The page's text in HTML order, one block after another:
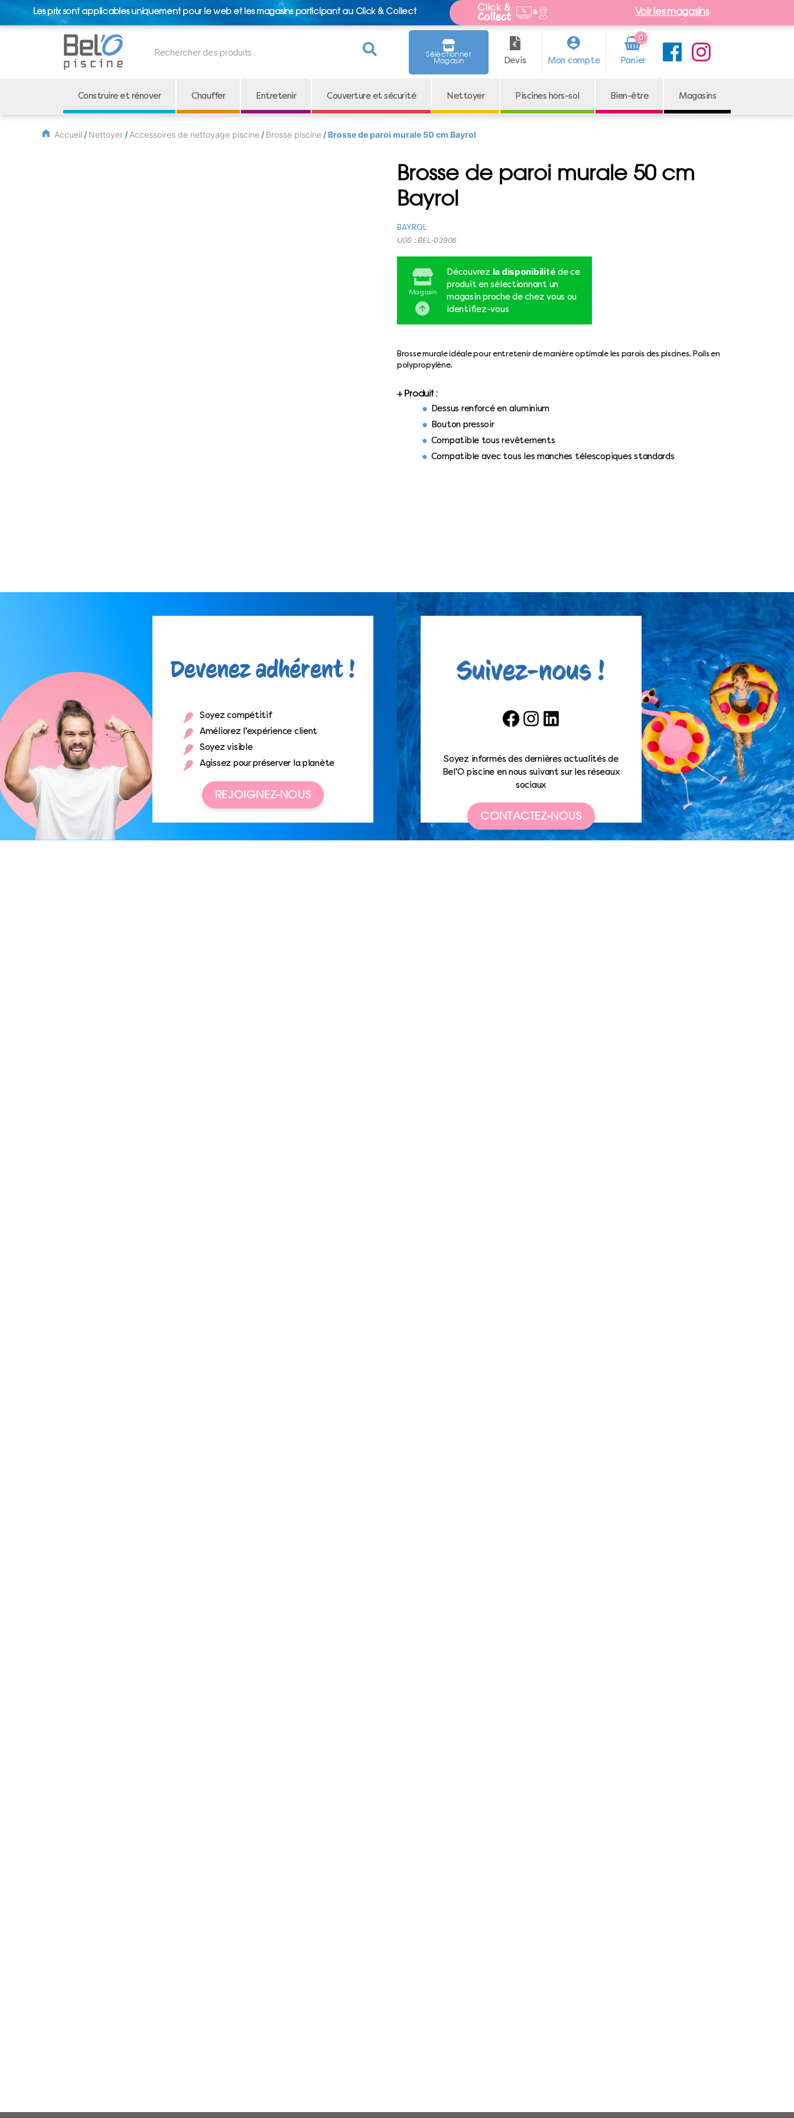
Les prix sont applicables uniquement pour le web et les magasins participant au Click & Collect Voir les magasins
de
Sélectionner
Magasin Devis Mon compte
0
Arti
cle
Construire et rénover Chauffer Entretenir Couverture et sécurité Nettoyer Piscines hors-sol Bien-être Magasins
Accueil / Nettoyer / Accessoires de nettoyage piscine / Brosse piscine / Brosse de paroi murale 50 cm Bayrol
Brosse de paroi murale 50 cm
Bayrol
BAYROL
Brosse murale idéale pour entretenir de manière optimale les parois des piscines. Poils en
polypropylène.
+ Produit :
Dessus renforcé en aluminium
Bouton pressoir
Compatible tous revêtements
Compatible avec tous les manches télescopiques standards
Magasin
Découvrez la disponibilité de ce
produit en sélectionnant un
magasin proche de chez vous ou
identifiez-vous
UGS :BEL-03906
Soyez compétitif
Améliorez l’expérience client
Soyez visible
Agissez pour préserver la planète
REJOIGNEZ-NOUS
FacebookInstagramLinkedIn
Soyez informés des dernières actualités de
Bel’O piscine en nous suivant sur les réseaux
sociaux
CONTACTEZ-NOUS